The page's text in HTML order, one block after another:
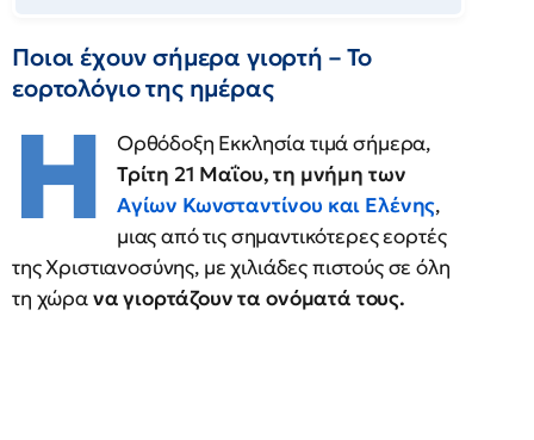
Ποιοι έχουν σήμερα γιορτή – Το
εορτολόγιο της ημέρας
Η
Ορθόδοξη Εκκλησία τιμά σήμερα,
Τρίτη 21 Μαΐου, τη μνήμη των
Αγίων Κωνσταντίνου και Ελένης,
μιας από τις σημαντικότερες εορτές
της Χριστιανοσύνης, με χιλιάδες πιστούς σε όλη
τη χώρανα γιορτάζουν τα ονόματά τους.